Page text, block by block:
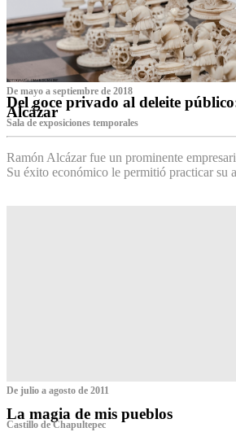
De mayo a septiembre de 2018
Del goce privado al deleite
Alcázar
Sala de exposiciones temporales
Ramón Alcázar fue un prominente
Su éxito económico le permitió practicar
De julio a agosto de 2011
La magia de mis pueblos
Castillo de Chapultepec